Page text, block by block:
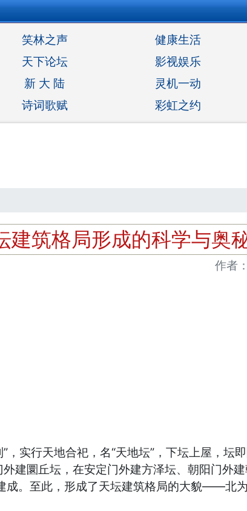
笑林之声
健康生活
天下论坛
影视娱乐
新 大 陆
灵机一动
诗词歌赋 彩虹之约
建筑格局形成的科学与奥
作者
实行天地合祀，名“天地坛”，下坛上屋，
建圜丘坛，在安定门外建方泽坛、朝阳门外
成。至此，形成了天坛建筑格局的大貌——北